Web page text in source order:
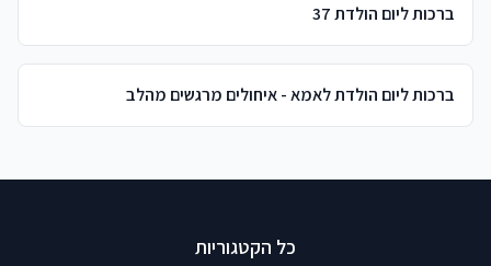
ברכות ליום הולדת 37
ברכות ליום הולדת לאמא - איחולים מרגשים מהלב
כל הקטגוריות